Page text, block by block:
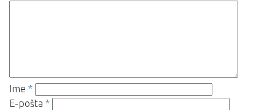
Ime *
E-pošta *